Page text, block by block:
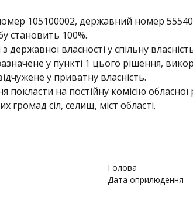
105100002, державний номер
становить 100%.
власності у спільну
у пункті 1 цього рішення,
у приватну власність.
на постійну комісію
громад сіл, селищ, міст області.
Голова
Дата оприлюдення